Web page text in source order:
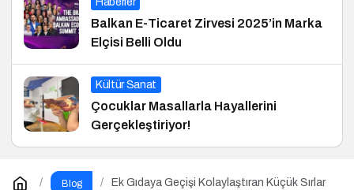
Balkan E-Ticaret Zirvesi 2025’in Marka
Elçisi Belli Oldu
Kültür Sanat
Çocuklar Masallarla Hayallerini
Gerçekleştiriyor!
Blog Ek Gıdaya Geçişi Kolaylaştıran Küçük Sırlar